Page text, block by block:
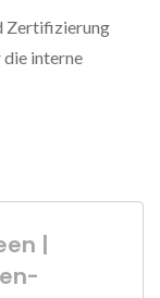
Zertifizierung
interne
|